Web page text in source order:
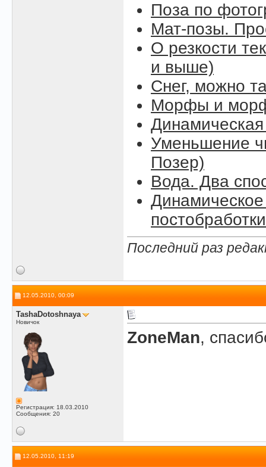
Поза по
Мат-позы.
О резкости
и выше)
Снег, можно
Морфы и
Уменьшение
Позер)
Вода. Два
постобработки
Последний раз
12.05.2010, 00:09
TashaDotoshnaya
Новичок
Регистрация: 18.03.2010
Сообщения: 20
ZoneMan,
12.05.2010, 11:19